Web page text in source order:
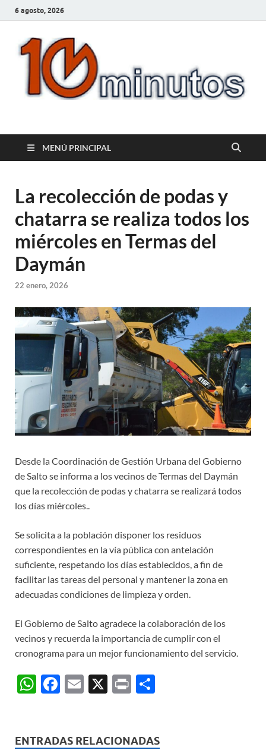
6 agosto, 2026
10minutos.com.uy
MENÚ PRINCIPAL
La recolección de podas y
chatarra se realiza todos los
miércoles en Termas del
Daymán
22 enero, 2026
Desde la Coordinación de Gestión Urbana del Gobierno
de Salto se informa a los vecinos de Termas del Daymán
que la recolección de podas y chatarra se realizará todos
los días miércoles..
Se solicita a la población disponer los residuos
correspondientes en la vía pública con antelación
suficiente, respetando los días establecidos, a fin de
facilitar las tareas del personal y mantener la zona en
adecuadas condiciones de limpieza y orden.
El Gobierno de Salto agradece la colaboración de los
vecinos y recuerda la importancia de cumplir con el
cronograma para un mejor funcionamiento del servicio.
W
s
F
b
E
X
P
p
ENTRADAS RELACIONADAS